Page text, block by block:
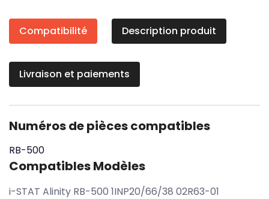
Compatibilité Description produit
Livraison et paiements
Numéros de pièces compatibles
RB-500
Compatibles Modèles
i-STAT Alinity RB-500 1INP20/66/38 02R63-01